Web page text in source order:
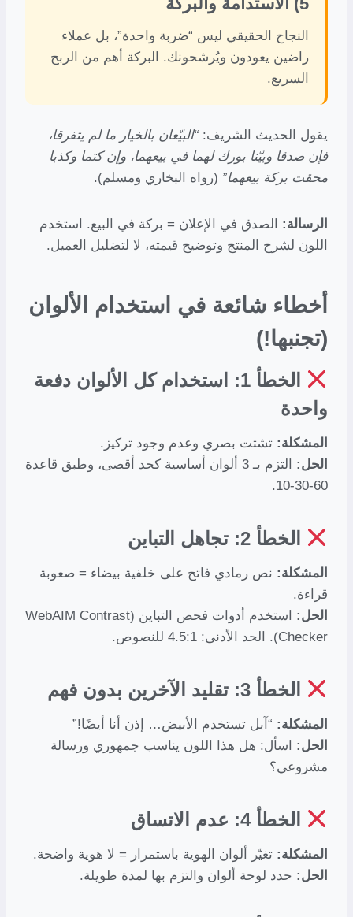
النجاح الحقيقي ليس “ضربة واحدة”، بل عملاء
راضين يعودون ويُرشحونك. البركة أهم من الربح
السريع.
يقول الحديث الشريف: “البيّعان بالخيار ما لم يتفرقا،
فإن صدقا وبيّنا بورك لهما في بيعهما، وإن كتما وكذبا
محقت بركة بيعهما” (رواه البخاري ومسلم).
الرسالة: الصدق في الإعلان = بركة في البيع. استخدم
اللون لشرح المنتج وتوضيح قيمته، لا لتضليل العميل.
أخطاء شائعة في استخدام الألوان
(تجنبها!)
الخطأ 1: استخدام كل الألوان دفعة
واحدة
المشكلة: تشتت بصري وعدم وجود تركيز.
الحل:
التزم بـ 3 ألوان أساسية كحد أقصى، وطبق قاعدة
60-30-10.
الخطأ 2: تجاهل التباين
المشكلة: نص رمادي فاتح على خلفية بيضاء = صعوبة
قراءة.
الحل:
استخدم أدوات فحص التباين (WebAIM Contrast
Checker). الحد الأدنى: 4.5:1 للنصوص.
الخطأ 3: تقليد الآخرين بدون فهم
المشكلة: “آبل تستخدم الأبيض… إذن أنا أيضًا!”
الحل: اسأل: هل هذا اللون يناسب جمهوري ورسالة
مشروعي؟
الخطأ 4: عدم الاتساق
المشكلة: تغيّر ألوان الهوية باستمرار = لا هوية واضحة.
الحل: حدد لوحة ألوان والتزم بها لمدة طويلة.